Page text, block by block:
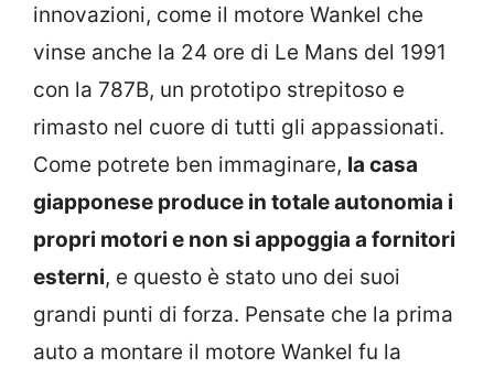
innovazioni, come il motore Wankel che
vinse anche la 24 ore di Le Mans del 1991
con la 787B, un prototipo strepitoso e
rimasto nel cuore di tutti gli appassionati.
Come potrete ben immaginare, la casa
giapponese produce in totale autonomia i
propri motori e non si appoggia a fornitori
esterni, e questo è stato uno dei suoi
grandi punti di forza. Pensate che la prima
auto a montare il motore Wankel fu la